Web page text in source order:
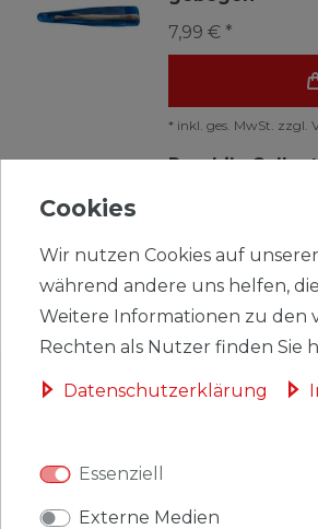
7,99 € *
* inkl. ges. MwSt. zzgl.
Prophila
*inkl. ges. MwSt.zzgl.
DATENSCHUTZ
Cookies
Wir nutzen Cookies auf
während andere uns helfen,
Weitere Informationen zu den
Rechten als Nutzer finden Sie
Daten­schutz­erklärung
Essenziell
Externe Medien